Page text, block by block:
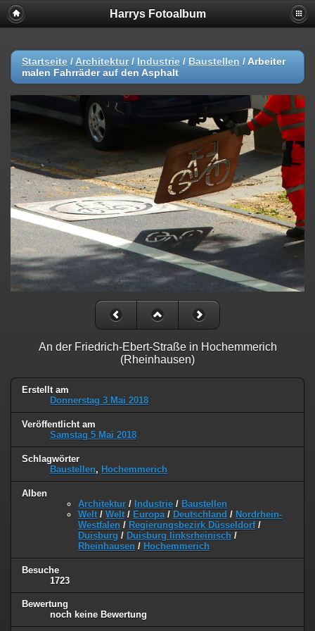
Harrys Fotoalbum
Startseite / Architektur/ Industrie / Baustellen / Arbeiter
malen Fahrräder auf den Asphalt
An der Friedrich-Ebert-Straße in Hochemmerich
(Rheinhausen)
Erstellt am
Donnerstag 3 Mai 2018
Veröffentlicht am
Samstag 5 Mai 2018
Schlagwörter
Baustellen, Hochemmerich
Alben
Architektur / Industrie / Baustellen
Welt / Welt / Europa / Deutschland / Nordrhein-
Westfalen / Regierungsbezirk Düsseldorf/
Duisburg / Duisburg linksrheinisch /
Rheinhausen / Hochemmerich
Besuche
1723
Bewertung
noch keine Bewertung